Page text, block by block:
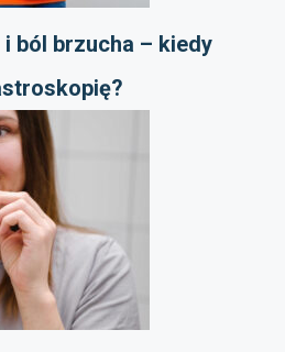
ból brzucha – kiedy